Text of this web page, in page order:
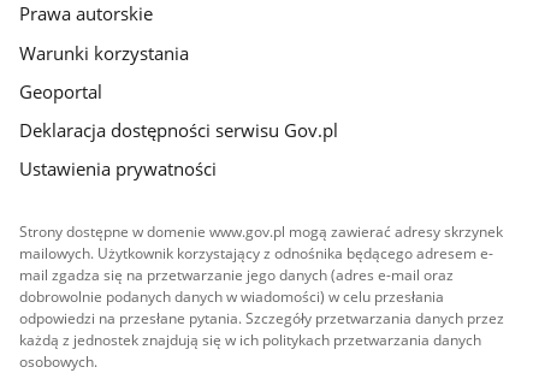
Prawa autorskie
Warunki korzystania
Geoportal
Deklaracja dostępności serwisu Gov.pl
Ustawienia prywatności
Strony dostępne w domenie www.gov.pl mogą zawierać adresy skrzynek
mailowych. Użytkownik korzystający z odnośnika będącego adresem e-
mail zgadza się na przetwarzanie jego danych (adres e-mail oraz
dobrowolnie podanych danych w wiadomości) w celu przesłania
odpowiedzi na przesłane pytania. Szczegóły przetwarzania danych przez
każdą z jednostek znajdują się w ich politykach przetwarzania danych
osobowych.